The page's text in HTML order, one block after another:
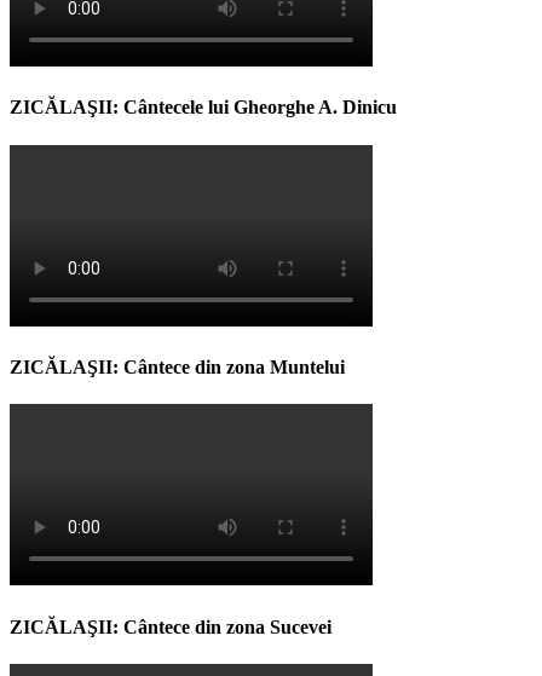
ZICĂLAŞII: Cântecele lui Gheorghe A. Dinicu
ZICĂLAŞII: Cântece din zona Muntelui
ZICĂLAŞII: Cântece din zona Sucevei